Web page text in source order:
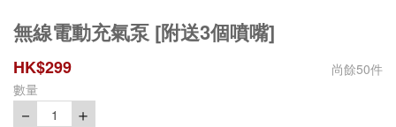
無線電動充氣泵 [附送3個噴嘴]
HK$299 尚餘50件
數量
－ 1 ＋